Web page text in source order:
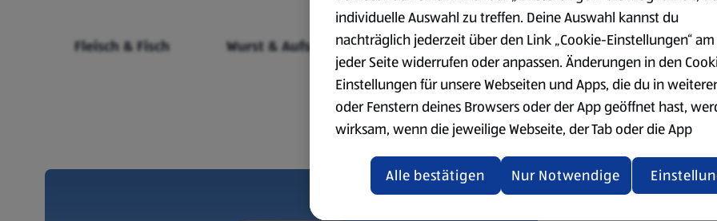
Fleisch & Fisch Wurst & Aufschnitt Käse
Milchprodukte &
Eier
individuelle Auswahl zu treffen. Deine Auswahl kannst du
nachträglich jederzeit über den Link „Cookie-Einstellungen“
jeder Seite widerrufen oder anpassen. Änderungen in den
Einstellungen für unsere Webseiten und Apps, die du in
oder Fenstern deines Browsers oder der App geöffnet hast,
wirksam, wenn die jeweilige Webseite, der Tab oder die App
aktualisiert oder geschlossen und anschließend wieder geöffnet
Nur Notwendige
Alle bestätigen